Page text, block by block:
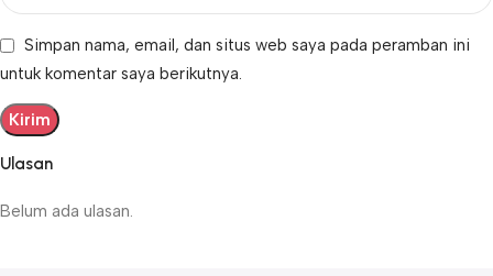
Ulasan
Belum ada ulasan.
Simpan nama, email, dan situs web saya pada peramban ini
untuk komentar saya berikutnya.